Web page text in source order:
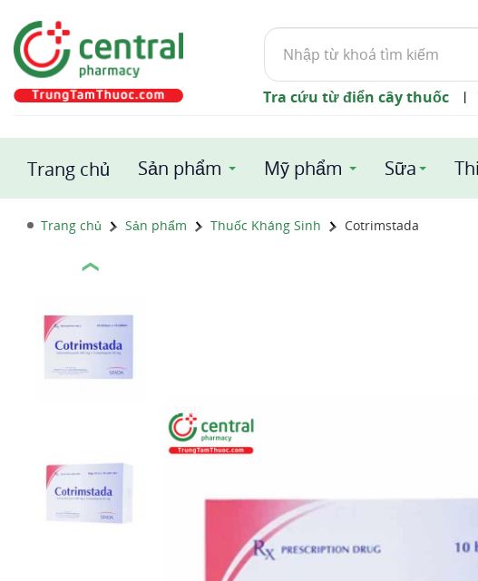
Tìm
kiếm
Tra cứu từ điển cây thuốc |
Trang chủ Sản phẩm Mỹ phẩm Sữa
Trang chủ Sản phẩm Thuốc Kháng Sinh Cotrimstada
❮
1 / 8